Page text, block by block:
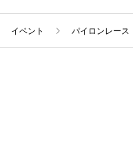
イベント パイロンレース